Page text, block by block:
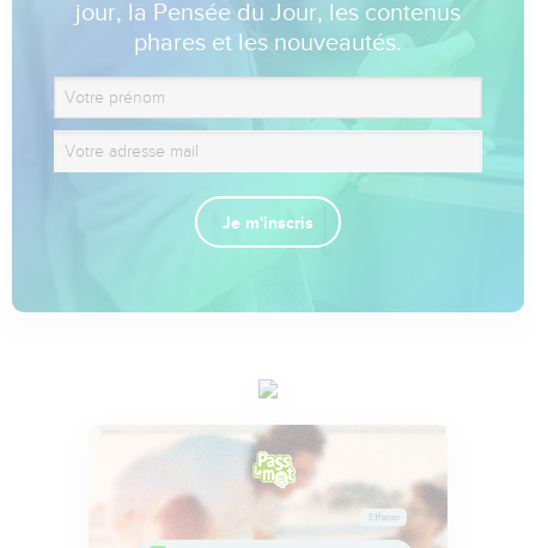
jour, la Pensée du Jour, les contenus
phares et les nouveautés.
Je m'inscris